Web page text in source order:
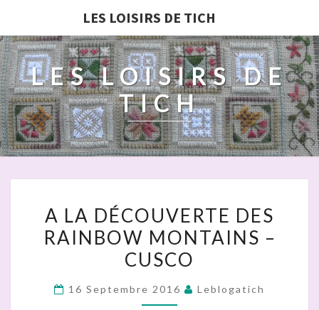
LES LOISIRS DE TICH
LES LOISIRS DE
TICH
LA
DÉCOUVERTE
DES
MONTAINS
A LA DÉCOUVERTE DES
RAINBOW MONTAINS –
CUSCO
16 Septembre 2016 Leblogatich